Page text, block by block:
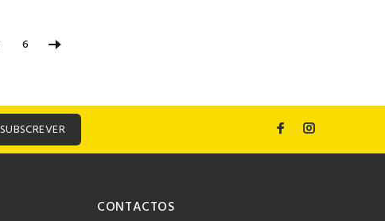
6
SUBSCREVER
CONTACTOS